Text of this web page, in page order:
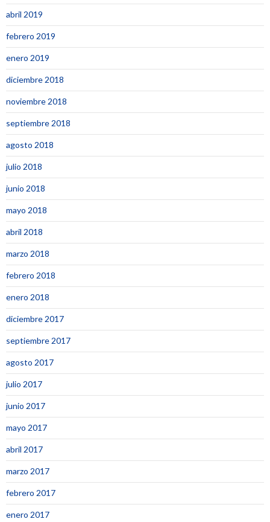
abril 2019
febrero 2019
enero 2019
diciembre 2018
noviembre 2018
septiembre 2018
agosto 2018
julio 2018
junio 2018
mayo 2018
abril 2018
marzo 2018
febrero 2018
enero 2018
diciembre 2017
septiembre 2017
agosto 2017
julio 2017
junio 2017
mayo 2017
abril 2017
marzo 2017
febrero 2017
enero 2017